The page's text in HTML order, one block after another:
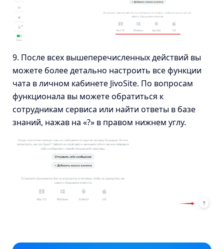
9. После всех вышеперечисленных действий вы
можете более детально настроить все функции
чата в личном кабинете JivoSite. По вопросам
функционала вы можете обратиться к
сотрудникам сервиса или найти ответы в базе
знаний, нажав на «?» в правом нижнем углу.